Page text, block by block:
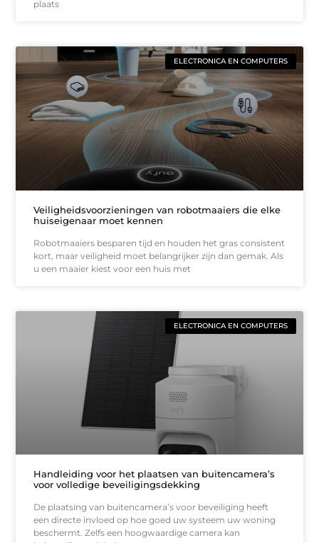
plaats
ELECTRONICA EN COMPUTERS
Veiligheidsvoorzieningen van robotmaaiers die elke
huiseigenaar moet kennen
Robotmaaiers besparen tijd en houden het gras consistent
kort, maar veiligheid moet belangrijker zijn dan gemak. Als
u een maaier kiest voor een huis met
ELECTRONICA EN COMPUTERS
Handleiding voor het plaatsen van buitencamera’s
voor volledige beveiligingsdekking
De plaatsing van buitencamera’s voor beveiliging heeft
een directe invloed op hoe goed uw systeem uw woning
beschermt. Zelfs een hoogwaardige camera kan